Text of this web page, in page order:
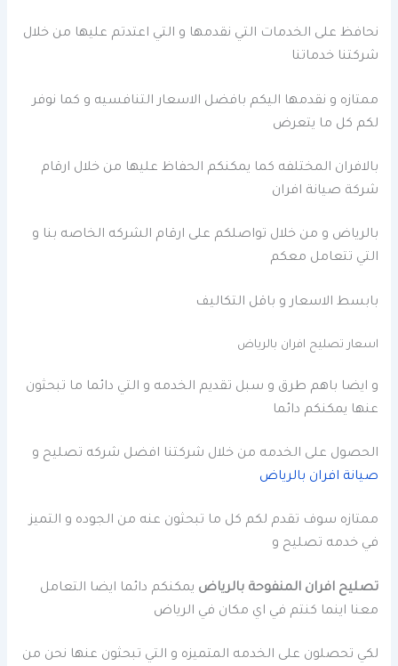
نحافظ على الخدمات التي نقدمها و التي اعتدتم عليها من خلال
شركتنا خدماتنا
ممتازه و نقدمها اليكم بافضل الاسعار التنافسيه و كما نوفر
لكم كل ما يتعرض
بالافران المختلفه كما يمكنكم الحفاظ عليها من خلال ارقام
شركة صيانة افران
بالرياض و من خلال تواصلكم على ارقام الشركه الخاصه بنا و
التي تتعامل معكم
بابسط الاسعار و باقل التكاليف
اسعار تصليح افران بالرياض
و ايضا باهم طرق و سبل تقديم الخدمه و التي دائما ما تبحثون
عنها يمكنكم دائما
الحصول على الخدمه من خلال شركتنا افضل شركه تصليح و
صيانة افران بالرياض
ممتازه سوف تقدم لكم كل ما تبحثون عنه من الجوده و التميز
في خدمه تصليح و
تصليح افران المنفوحة بالرياض يمكنكم دائما ايضا التعامل
معنا اينما كنتم في اي مكان في الرياض
لكي تحصلون على الخدمه المتميزه و التي تبحثون عنها نحن من